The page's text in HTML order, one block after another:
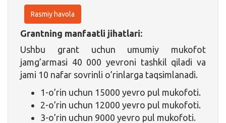
Rasmiy havola
Grantning manfaatli jihatlari:
Ushbu grant uchun umumiy mukofot
jamg’armasi 40 000 yevroni tashkil qiladi va
jami 10 nafar sovrinli o’rinlarga taqsimlanadi.
1-o’rin uchun 15000 yevro pul mukofoti.
2-o’rin uchun 12000 yevro pul mukofoti.
3-o’rin uchun 9000 yevro pul mukofoti.